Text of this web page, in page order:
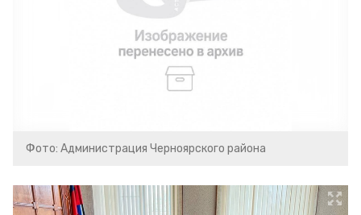
Фото: Администрация Черноярского района